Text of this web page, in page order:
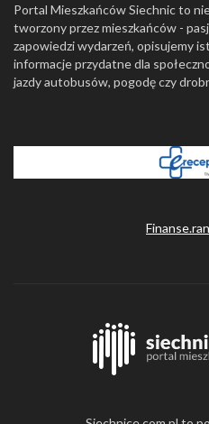
Portal Mieszkańców Siechnic to
tworzony przez mieszkańców -
zapowiedzi wydarzeń, opisujemy
informacje przydatne dla
jazdy autobusów, pogodę czy